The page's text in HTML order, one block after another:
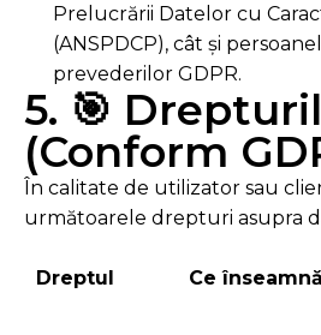
Prelucrării Datelor cu
(ANSPDCP), cât și
prevederilor GDPR.
5. 🎯
(Conform
În calitate de utilizator sau
următoarele drepturi asupra
Dreptul Ce înseamnă